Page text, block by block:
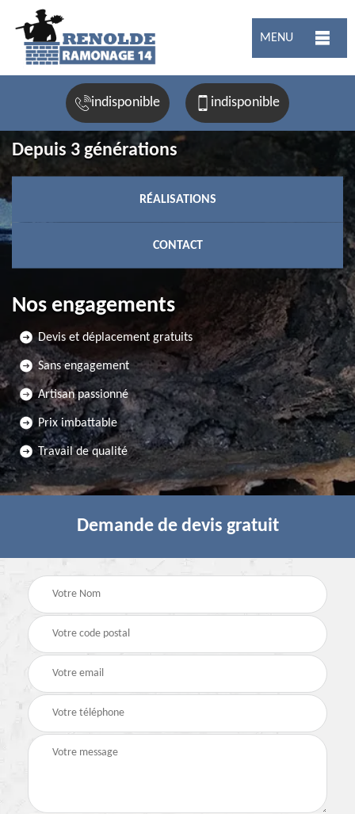
MENU
indisponible indisponible
Depuis 3 générations
RÉALISATIONS
CONTACT
Nos engagements
Devis et déplacement gratuits
Sans engagement
Artisan passionné
Prix imbattable
Travail de qualité
Demande de devis gratuit